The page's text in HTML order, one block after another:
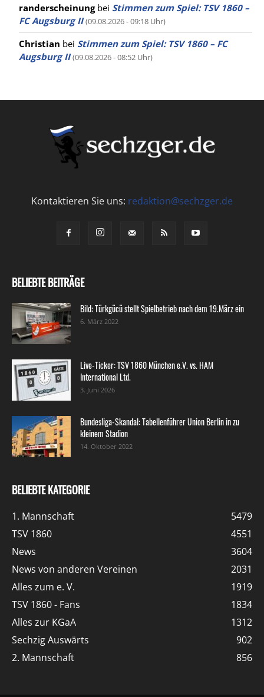
randerscheinungbei Stimmen zum Spiel: TSV 1860 –
FC Augsburg II (09.08.2026 - 09:18 Uhr)
Christian bei Stimmen zum Spiel: TSV 1860 – FC
Augsburg II (09.08.2026 - 08:52 Uhr)
Kontaktieren Sie uns: redaktion@sechzger.de
BELIEBTE BEITRÄGE
Bild: Türkgücü stellt Spielbetrieb nach dem 19.März ein
6. März 2022
Live-Ticker: TSV 1860 München e.V. vs. HAM
International Ltd.
3. Juni 2026
Bundesliga-Skandal: Tabellenführer Union Berlin in zu
kleinem Stadion
14. Oktober 2022
BELIEBTE KATEGORIE
1. Mannschaft
5479
TSV 1860
4551
News
3604
News von anderen Vereinen
2031
Alles zum e. V.
1919
TSV 1860 - Fans
1834
Alles zur KGaA
1312
Sechzig Auswärts
902
2. Mannschaft
856